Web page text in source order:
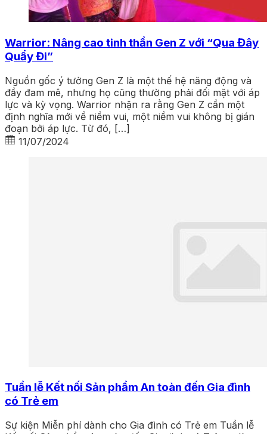
Warrior: Nâng cao tinh thần Gen Z với “Qua Đây
Quẩy Đi”
Nguồn gốc ý tưởng Gen Z là một thế hệ năng động và
đầy đam mê, nhưng họ cũng thường phải đối mặt với áp
lực và kỳ vọng. Warrior nhận ra rằng Gen Z cần một
định nghĩa mới về niềm vui, một niềm vui không bị gián
đoạn bởi áp lực. Từ đó, […]
11/07/2024
Tuần lễ Kết nối Sản phẩm An toàn đến Gia đình
có Trẻ em
Sự kiện Miễn phí dành cho Gia đình có Trẻ em Tuần lễ